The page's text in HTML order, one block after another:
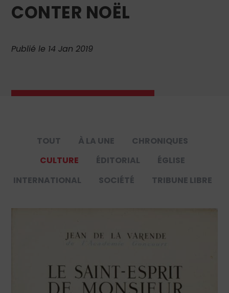
CONTER NOËL
Publié le 14 Jan 2019
TOUT À LA UNE
CHRONIQUES
CULTURE
ÉDITORIAL
ÉGLISE
INTERNATIONAL
SOCIÉTÉ TRIBUNE LIBRE